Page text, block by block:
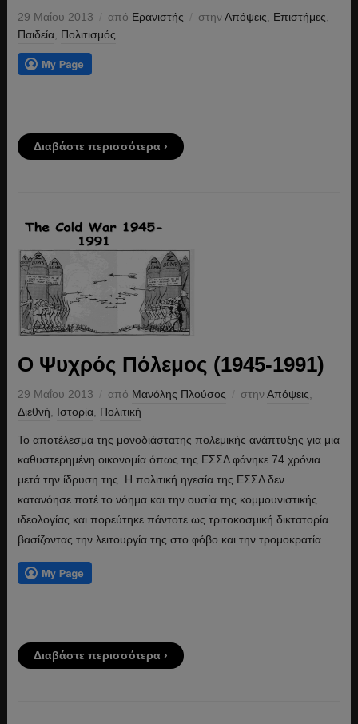
29 Μαΐου 2013 από Ερανιστής στηνΑπόψεις Επιστήμες
Παιδεία, Πολιτισμός
Διαβάστε περισσότερα ›
Ο Ψυχρός Πόλεμος (1945-1991)
29 Μαΐου 2013 από Μανόλης Πλούσος στηνΑπόψεις
Διεθνή
Ιστορία, Πολιτική
Το αποτέλεσμα της μονοδιάστατης πολεμικής ανάπτυξης για μια
καθυστερημένη οικονομία όπως της ΕΣΣΔ φάνηκε 74 χρόνια
μετά την ίδρυση της. Η πολιτική ηγεσία της ΕΣΣΔ δεν
κατανόησε ποτέ το νόημα και την ουσία της κομμουνιστικής
ιδεολογίας και πορεύτηκε πάντοτε ως τριτοκοσμική δικτατορία
βασίζοντας την λειτουργία της στο φόβο και την τρομοκρατία.
Διαβάστε περισσότερα ›